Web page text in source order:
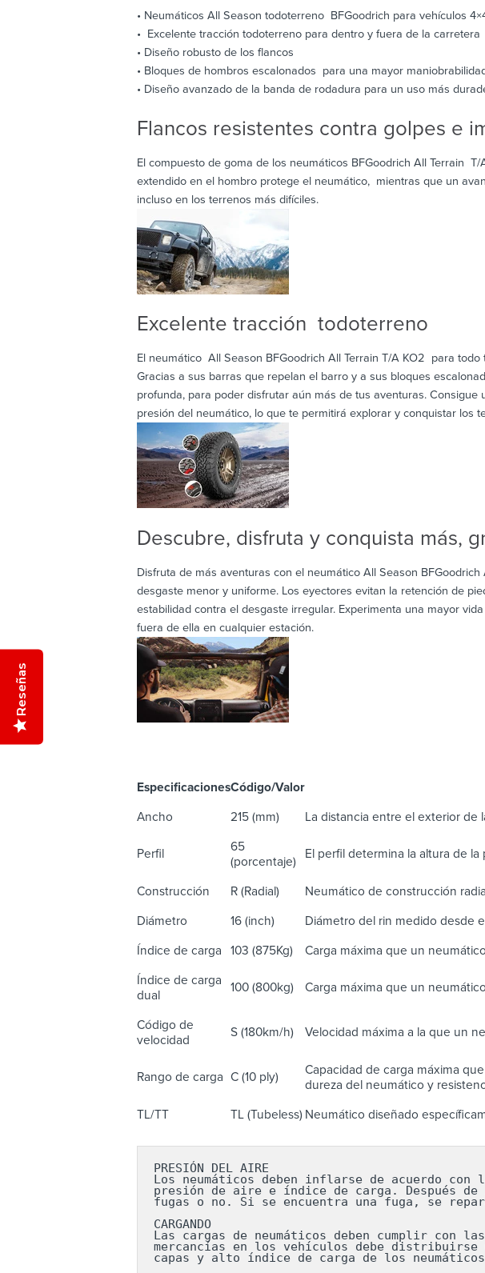
• Neumáticos All Season todoterreno BFGoodrich para vehículos
• Excelente tracción todoterreno para dentro y fuera de la carretera
• Diseño robusto de los flancos
• Bloques de hombros escalonados para una mayor
• Diseño avanzado de la banda de rodadura para un uso más
Flancos resistentes contra golpes e
El compuesto de goma de los neumáticos BFGoodrich All Terrain
extendido en el hombro protege el neumático, mientras que un
incluso en los terrenos más difíciles.
Excelente tracción todoterreno
El neumático All Season BFGoodrich All Terrain T/A KO2 para
Gracias a sus barras que repelan el barro y a sus bloques
profunda, para poder disfrutar aún más de tus aventuras.
presión del neumático, lo que te permitirá explorar y conquistar los
Descubre, disfruta y conquista más,
Disfruta de más aventuras con el neumático All Season
desgaste menor y uniforme. Los eyectores evitan la retención de
estabilidad contra el desgaste irregular. Experimenta una mayor
fuera de ella en cualquier estación.
EspecificacionesCódigo/Valor
Ancho 215 (mm) La distancia entre el exterior de
Perfil
65
(porcentaje)
El perfil determina la altura de
Construcción R (Radial) Neumático de construcción
Diámetro 16 (inch) Diámetro del rin medido desde
Índice de carga 103 (875Kg) Carga máxima que un
Índice de carga
dual
100 (800kg) Carga máxima que un
Código de
velocidad
S (180km/h) Velocidad máxima a la que un
Rango de carga C (10 ply)
Capacidad de carga máxima
dureza del neumático y
TL/TT TL (Tubeless) Neumático diseñado
PRESIÓN DEL AIRE
Los neumáticos deben inflarse de acuerdo
presión de aire e índice de carga. Después de
fugas o no. Si se encuentra una fuga, se
CARGANDO
Las cargas de neumáticos deben cumplir con
mercancías en los vehículos debe
capas y alto índice de carga de los
Reseñas